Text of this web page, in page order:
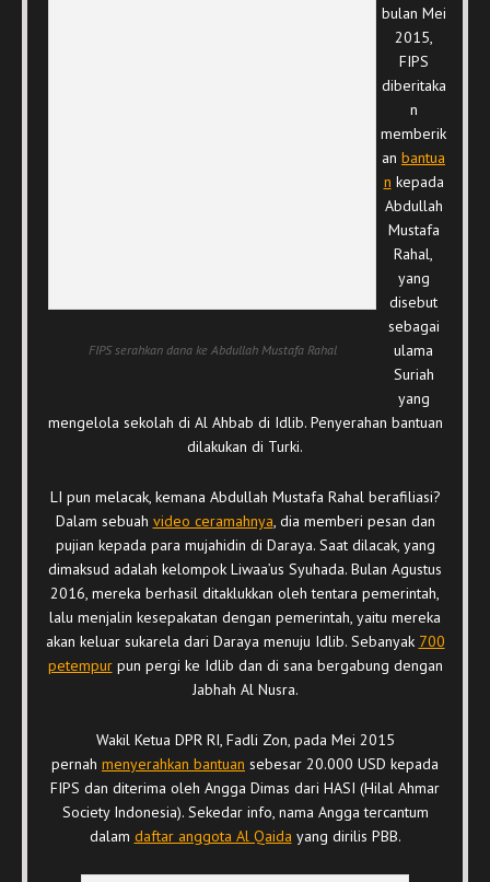
FIPS serahkan dana ke Abdullah Mustafa Rahal
bulan Mei
2015,
FIPS
diberitaka
n
memberik
an bantua
n kepada
Abdullah
Mustafa
Rahal,
yang
disebut
sebagai
ulama
Suriah
yang
mengelola sekolah di Al Ahbab di Idlib. Penyerahan bantuan
dilakukan di Turki.
LI pun melacak, kemana Abdullah Mustafa Rahal berafiliasi?
Dalam sebuah video ceramahnya, dia memberi pesan dan
pujian kepada para mujahidin di Daraya. Saat dilacak, yang
dimaksud adalah kelompok Liwaa’us Syuhada. Bulan Agustus
2016, mereka berhasil ditaklukkan oleh tentara pemerintah,
lalu menjalin kesepakatan dengan pemerintah, yaitu mereka
akan keluar sukarela dari Daraya menuju Idlib. Sebanyak 700
petempurpun pergi ke Idlib dan di sana bergabung dengan
Jabhah Al Nusra.
Wakil Ketua DPR RI, Fadli Zon, pada Mei 2015
pernah menyerahkan bantuan sebesar 20.000 USD kepada
FIPS dan diterima oleh Angga Dimas dari HASI (Hilal Ahmar
Society Indonesia). Sekedar info, nama Angga tercantum
dalam daftar anggota Al Qaida yang dirilis PBB.